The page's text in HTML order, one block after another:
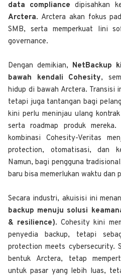
data compliance dipisahkan
Arctera. Arctera akan fokus
SMB, serta memperkuat lini
governance.
Dengan demikian, NetBackup
bawah kendali Cohesity,
hidup di bawah Arctera. Transisi
tetapi juga tantangan bagi
kini perlu meninjau ulang
serta roadmap produk
kombinasi Cohesity-Veritas
protection, otomatisasi, dan
Namun, bagi pengguna
baru bisa memerlukan waktu dan
Secara industri, akuisisi ini
backup menuju solusi
& resilience). Cohesity kini
penyedia backup, tetapi
protection meets cybersecurity.
bentuk Arctera, tetap
untuk pasar yang lebih luas,